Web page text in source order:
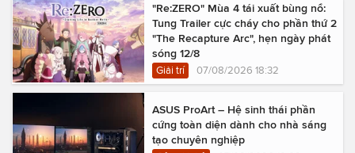
"Re:ZERO" Mùa 4 tái xuất bùng nổ:
Tung Trailer cực cháy cho phần thứ 2
"The Recapture Arc", hẹn ngày phát
sóng 12/8
Giải trí 07/08/2026 18:32
ASUS ProArt – Hệ sinh thái phần
cứng toàn diện dành cho nhà sáng
tạo chuyên nghiệp